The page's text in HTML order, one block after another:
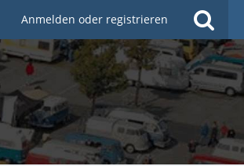
Anmelden oder registrieren